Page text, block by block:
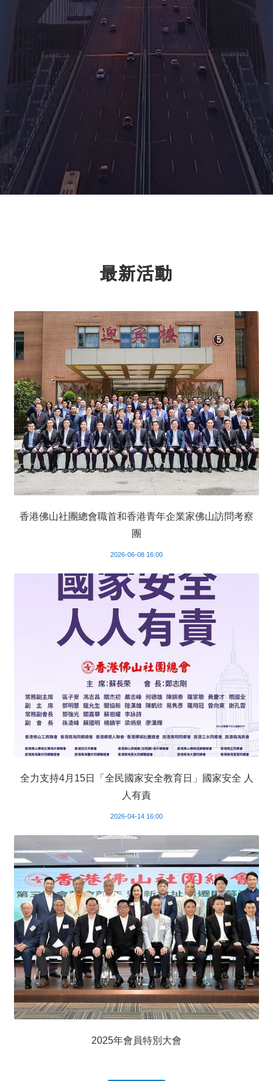
最新活動
香港佛山社團總會職首和香港青年企業家佛山訪問考察
團
2026-06-08 16:00
全力支持4月15日「全民國家安全教育日」國家安全 人
人有責
2026-04-14 16:00
2025年會員特別大會